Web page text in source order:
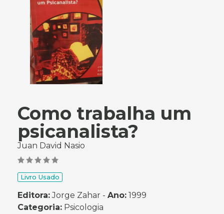
Como trabalha um
psicanalista?
Juan David Nasio
Livro Usado
Editora:Jorge Zahar - Ano: 1999
Categoria: Psicologia